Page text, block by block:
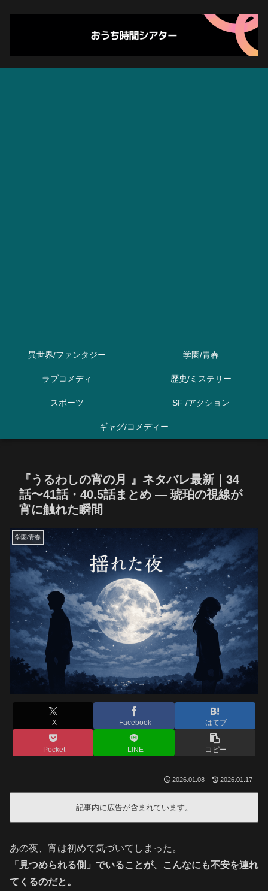
異世界/ファンタジー 学園/青春
ラブコメディ 歴史/ミステリー
スポーツ SF /アクション
ギャグ/コメディー
『うるわしの宵の月 』ネタバレ最新｜34
話〜41話・40.5話まとめ ― 琥珀の視線が
宵に触れた瞬間
学園/青春
X Facebook はてブ
Pocket LINE コピー
2026.01.08 2026.01.17
記事内に広告が含まれています。
あの夜、宵は初めて気づいてしまった。
「見つめられる側」でいることが、こんなにも不安を連れ
てくるのだと。